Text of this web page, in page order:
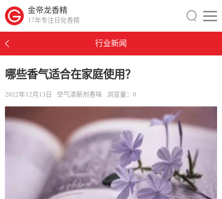
金帝龙香精
17年专注日化香精
行业新闻
哪些香气适合在家庭使用？
2022年12月13日 空气清新剂香味 浏览量： 0